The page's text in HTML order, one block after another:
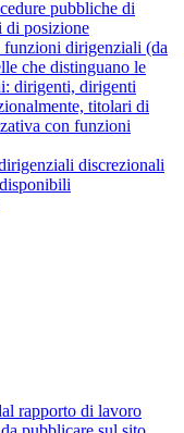
pubbliche di
di posizione
funzioni dirigenziali (da
che distinguano le
dirigenti, dirigenti
titolari di
con funzioni
discrezionali
rapporto di lavoro